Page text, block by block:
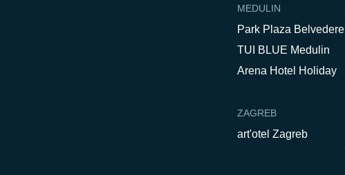
MEDULIN
Park Plaza Belvedere
TUI BLUE Medulin
Arena Hotel Holiday
ZAGREB
art'otel Zagreb